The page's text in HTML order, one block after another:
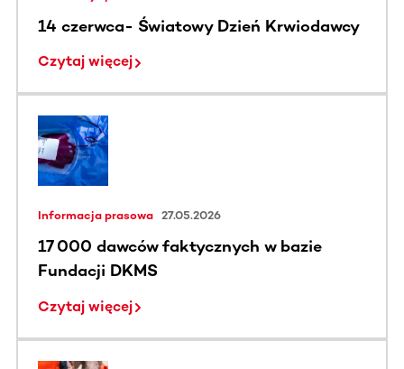
14 czerwca- Światowy Dzień Krwiodawcy
Czytaj więcej
Informacja prasowa 27.05.2026
17 000 dawców faktycznych w bazie
Fundacji DKMS
Czytaj więcej